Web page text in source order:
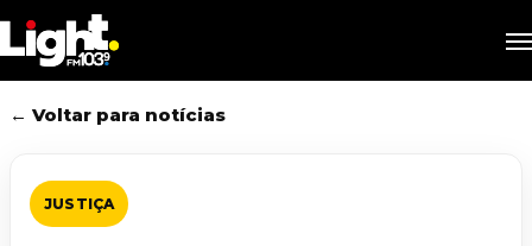
to
main
content
← Voltar para notícias
JUSTIÇA